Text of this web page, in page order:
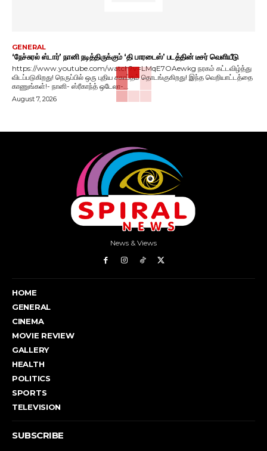
GENERAL
‘நேச்சுரல் ஸ்டார்’ நானி நடித்திருக்கும் ‘தி பாரடைஸ்’ படத்தின் டீசர் வெளியீடு
https://www.youtube.com/watch?v=LMqE7OAewkg நரகம் கட்டவிழ்த்து
விடப்படுகிறது! நெருப்பில் ஒரு புதிய சகாப்தம் தொடங்குகிறது! இந்த வெறியாட்டத்தை
காணுங்கள்!- நானி- ஸ்ரீகாந்த் ஒடேலா-...
August 7, 2026
News & Views
HOME
GENERAL
CINEMA
MOVIE REVIEW
GALLERY
HEALTH
POLITICS
SPORTS
TELEVISION
SUBSCRIBE